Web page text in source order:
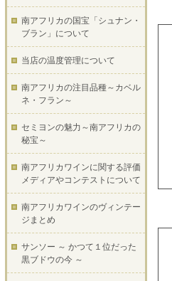
南アフリカの国宝「シュナン・
ブラン」について
当店の温度管理について
南アフリカの注目品種～カベル
ネ・フラン～
セミヨンの魅力～南アフリカの
秘宝～
南アフリカワインに関する評価
メディアやコンテストについて
南アフリカワインのヴィンテー
ジまとめ
サンソー ～ かつて１位だった
黒ブドウの今 ～